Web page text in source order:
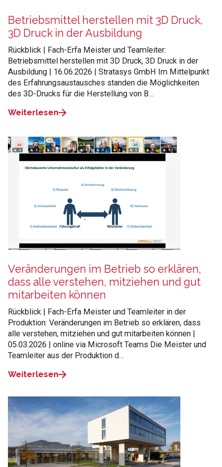
Betriebsmittel herstellen mit 3D Druck,
3D Druck in der Ausbildung
Rückblick | Fach-Erfa Meister und Teamleiter:
Betriebsmittel herstellen mit 3D Druck, 3D Druck in der
Ausbildung | 16.06.2026 | Stratasys GmbH Im Mittelpunkt
des Erfahrungsaustausches standen die Möglichkeiten
des 3D-Drucks für die Herstellung von B…
Weiterlesen
Veränderungen im Betrieb so erklären,
dass alle verstehen, mitziehen und gut
mitarbeiten können
Rückblick | Fach-Erfa Meister und Teamleiter in der
Produktion: Veränderungen im Betrieb so erklären, dass
alle verstehen, mitziehen und gut mitarbeiten können |
05.03.2026 | online via Microsoft Teams Die Meister und
Teamleiter aus der Produktion d…
Weiterlesen